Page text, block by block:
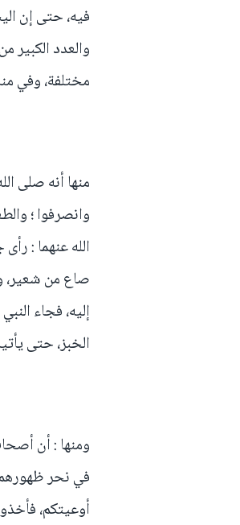
فيه، حتى إن
والعدد الكبير
مختلفة، وفي
منها أنه صلى
وانصرفوا ؛
الله عنهما :
صاع من شعير،
إليه، فجاء
الخبز، حتى
ومنها : أن
في نحر
أوعيتكم،